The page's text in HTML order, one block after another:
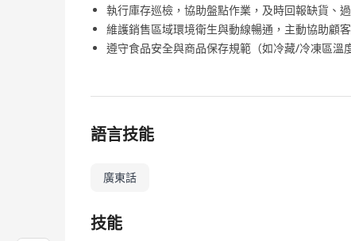
執行庫存巡檢，協助盤點作業，及時回報缺貨、
維護銷售區域環境衛生與動線暢通，主動協助顧
遵守食品安全與商品保存規範（如冷藏/冷凍區溫
語言技能
廣東話
技能